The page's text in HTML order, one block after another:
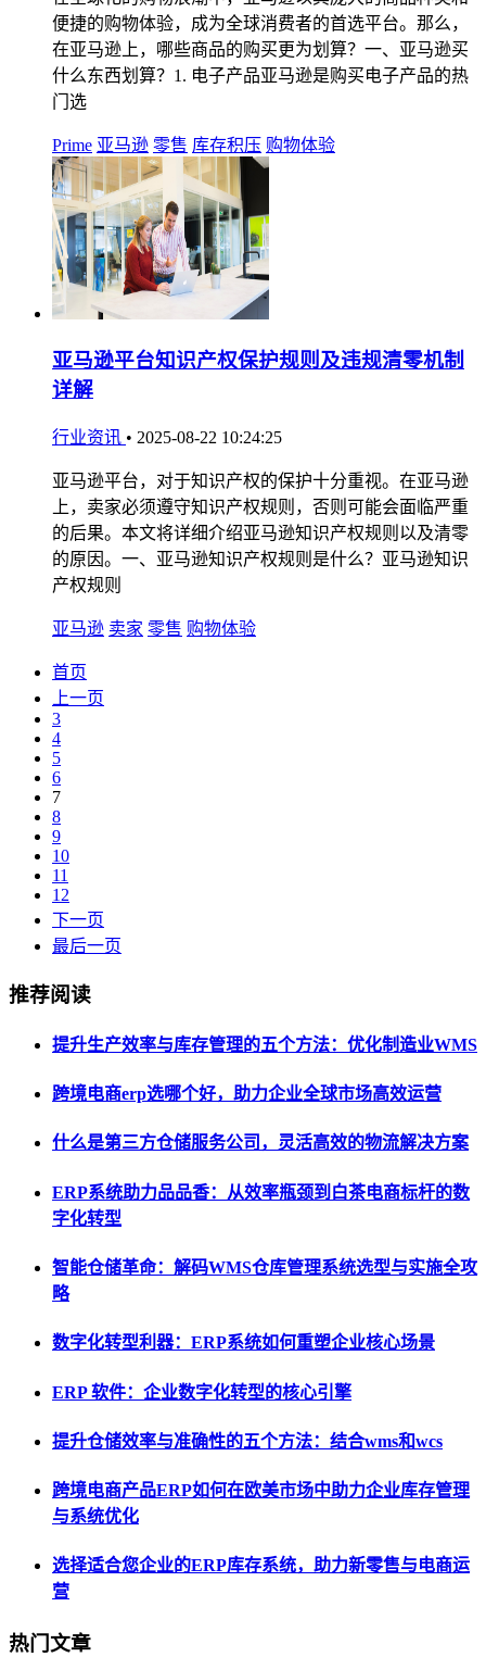
便捷的购物体验，成为全球消费者的首选平台。那么，
在亚马逊上，哪些商品的购买更为划算？一、亚马逊买
什么东西划算？1. 电子产品亚马逊是购买电子产品的热
门选
Prime 亚马逊 零售 库存积压 购物体验
亚马逊平台知识产权保护规则及违规清零机制
详解
行业资讯 • 2025-08-22 10:24:25
亚马逊平台，对于知识产权的保护十分重视。在亚马逊
上，卖家必须遵守知识产权规则，否则可能会面临严重
的后果。本文将详细介绍亚马逊知识产权规则以及清零
的原因。一、亚马逊知识产权规则是什么？亚马逊知识
产权规则
亚马逊 卖家 零售 购物体验
首页
上一页
3
4
5
6
7
8
9
10
11
12
下一页
最后一页
推荐阅读
提升生产效率与库存管理的五个方法：优化制造业WMS
跨境电商erp选哪个好，助力企业全球市场高效运营
什么是第三方仓储服务公司，灵活高效的物流解决方案
ERP系统助力品品香：从效率瓶颈到白茶电商标杆的数
字化转型
智能仓储革命：解码WMS仓库管理系统选型与实施全攻
略
数字化转型利器：ERP系统如何重塑企业核心场景
ERP 软件：企业数字化转型的核心引擎
提升仓储效率与准确性的五个方法：结合wms和wcs
跨境电商产品ERP如何在欧美市场中助力企业库存管理
与系统优化
选择适合您企业的ERP库存系统，助力新零售与电商运
营
热门文章